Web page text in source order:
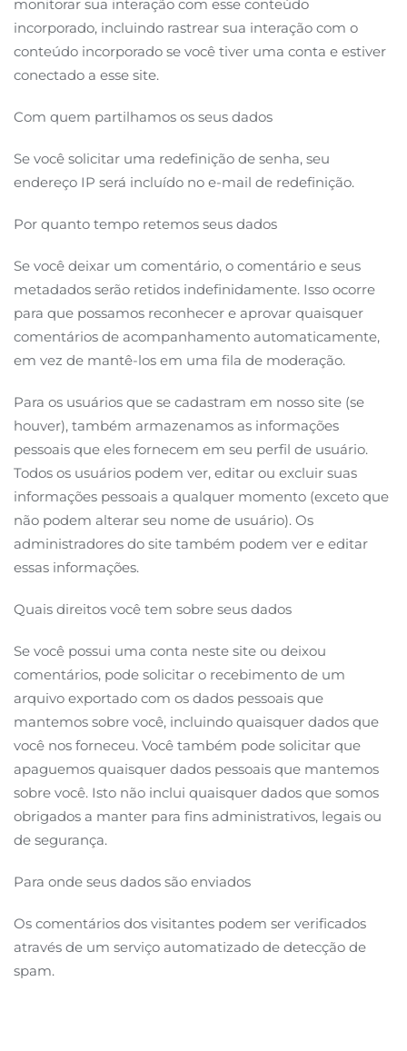
monitorar sua interação com esse conteúdo
incorporado, incluindo rastrear sua interação com o
conteúdo incorporado se você tiver uma conta e estiver
conectado a esse site.
Com quem partilhamos os seus dados
Se você solicitar uma redefinição de senha, seu
endereço IP será incluído no e-mail de redefinição.
Por quanto tempo retemos seus dados
Se você deixar um comentário, o comentário e seus
metadados serão retidos indefinidamente. Isso ocorre
para que possamos reconhecer e aprovar quaisquer
comentários de acompanhamento automaticamente,
em vez de mantê-los em uma fila de moderação.
Para os usuários que se cadastram em nosso site (se
houver), também armazenamos as informações
pessoais que eles fornecem em seu perfil de usuário.
Todos os usuários podem ver, editar ou excluir suas
informações pessoais a qualquer momento (exceto que
não podem alterar seu nome de usuário). Os
administradores do site também podem ver e editar
essas informações.
Quais direitos você tem sobre seus dados
Se você possui uma conta neste site ou deixou
comentários, pode solicitar o recebimento de um
arquivo exportado com os dados pessoais que
mantemos sobre você, incluindo quaisquer dados que
você nos forneceu. Você também pode solicitar que
apaguemos quaisquer dados pessoais que mantemos
sobre você. Isto não inclui quaisquer dados que somos
obrigados a manter para fins administrativos, legais ou
de segurança.
Para onde seus dados são enviados
Os comentários dos visitantes podem ser verificados
através de um serviço automatizado de detecção de
spam.